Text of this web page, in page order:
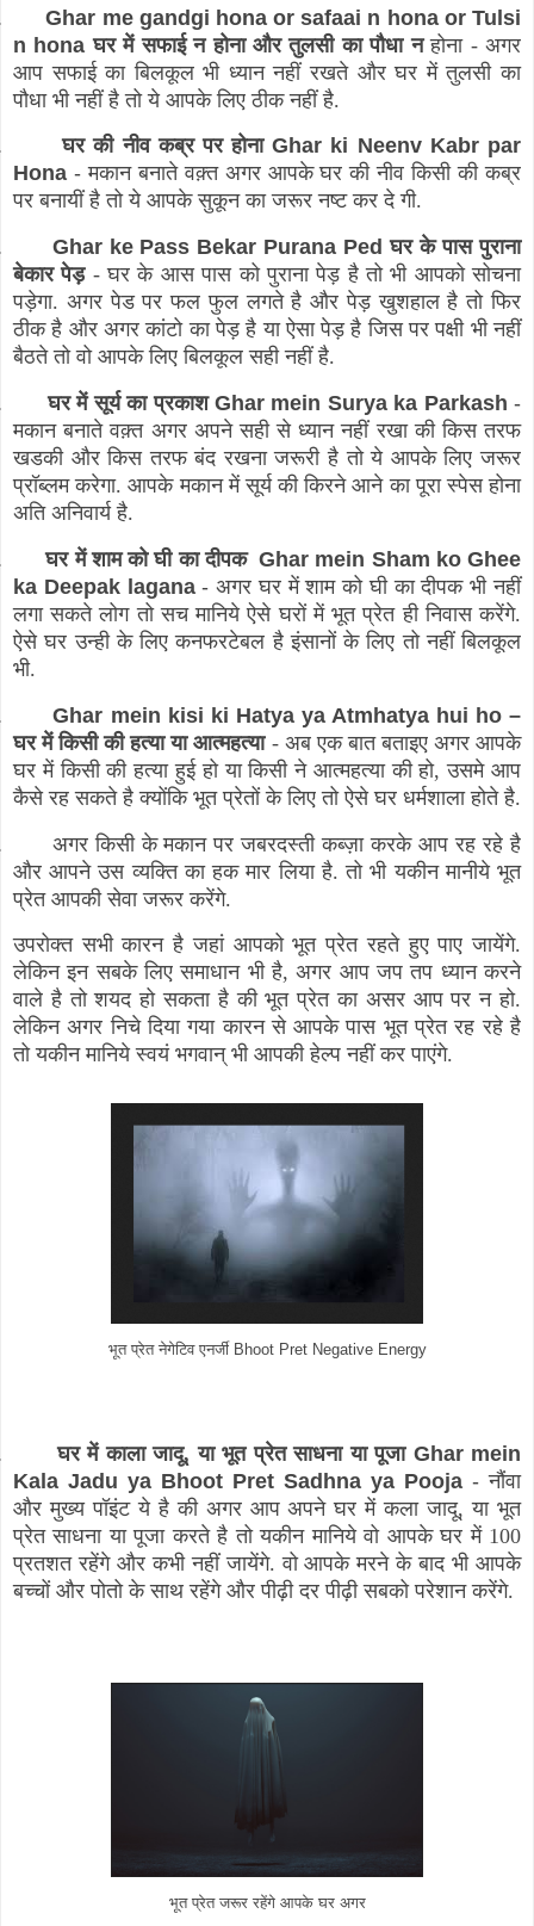
Ghar me gandgi hona or safaai n hona or Tulsi
n honaघर में सफाई न होना और तुलसी का पौधा नहोना - अगर
आप सफाई का बिलकूल भी ध्यान नहीं रखते और घर में तुलसी का
पौधा भी नहीं है तो ये आपके लिए ठीक नहीं है.
घर की नीव कब्र पर होनाGhar ki Neenv Kabr par
Hona -मकानबनाते वक़्त अगर आपके घर की नीव किसी की कब्र
पर बनायीं है तो ये आपके सुकून का जरूर नष्ट कर दे गी.
Ghar ke Pass Bekar Purana Pedघर के पास पुराना
बेकार पेड़- घर के आस पास को पुराना पेड़ है तो भी आपको सोचना
पड़ेगा. अगर पेड पर फल फुल लगते है और पेड़ खुशहाल है तो फिर
ठीक है और अगर कांटो का पेड़ है या ऐसा पेड़ है जिस पर पक्षी भी नहीं
बैठते तो वो आपके लिए बिलकूल सही नहीं है.
घर में सूर्य का प्रकाश Ghar mein Surya ka Parkash -
मकान बनाते वक़्त अगर अपने सही से ध्यान नहीं रखा की किस तरफ
खडकी और किस तरफ बंद रखना जरूरी है तो ये आपके लिए जरूर
प्रॉब्लम करेगा. आपके मकान में सूर्य की किरने आने का पूरा स्पेस होना
अति अनिवार्य है.
घर में शाम को घी का दीपक Ghar mein Sham ko Ghee
ka Deepak lagana-अगर घर में शाम को घी का दीपक भी नहीं
लगा सकते लोग तो सच मानिये ऐसे घरों में भूत प्रेत ही निवास करेंगे.
ऐसे घर उन्ही के लिए कनफरटेबल है इंसानों के लिए तो नहीं बिलकूल
भी.
Ghar mein kisi ki Hatya ya Atmhatya hui ho –
घर में किसी की हत्या या आत्महत्या- अब एक बात बताइए अगर आपके
घर में किसी की हत्या हुई हो या किसी ने आत्महत्या की हो, उसमे आप
कैसे रह सकते है क्योंकि भूत प्रेतों के लिए तो ऐसे घर धर्मशाला होते है.
अगर किसी के मकान पर जबरदस्ती कब्ज़ा करके आप रह रहे है
और आपने उस व्यक्ति का हक मार लिया है. तो भी यकीन मानीये भूत
प्रेत आपकी सेवा जरूर करेंगे.
उपरोक्त सभी कारन है जहां आपको भूत प्रेत रहते हुए पाए जायेंगे.
लेकिन इन सबके लिए समाधान भी है, अगर आप जप तप ध्यान करने
वाले है तो शयद हो सकता है की भूत प्रेत का असर आप पर न हो.
लेकिन अगर निचे दिया गया कारन से आपके पास भूत प्रेत रह रहे है
तो यकीन मानिये स्वयं भगवान् भी आपकी हेल्प नहीं कर पाएंगे.
भूत प्रेत नेगेटिव एनर्जी Bhoot Pret Negative Energy
घर में काला जादू, या भूत प्रेत साधना या पूजा Ghar mein
Kala Jadu ya Bhoot Pret Sadhna ya Pooja -नौंवा
और मुख्य पॉइंट ये है की अगर आप अपने घर में कला जादू, या भूत
प्रेत साधना या पूजा करते है तो यकीन मानिये वो आपके घर में 100
प्रतशत रहेंगे और कभी नहीं जायेंगे. वो आपके मरने के बाद भी आपके
बच्चों और पोतो के साथ रहेंगे और पीढ़ी दर पीढ़ी सबको परेशान करेंगे.
भूत प्रेत जरूर रहेंगे आपके घर अगर